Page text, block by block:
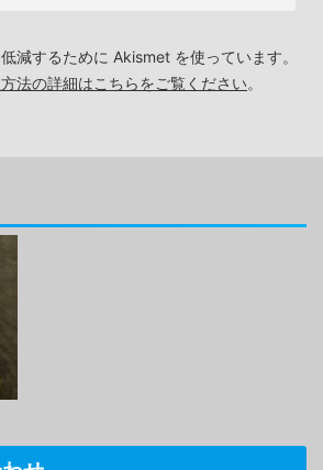
減するために Akismet を使っています。
法の詳細はこちらをご覧ください。